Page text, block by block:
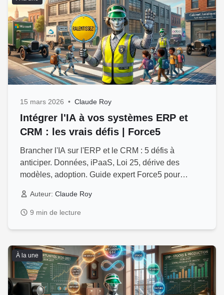
15 mars 2026 • Claude Roy
Intégrer l'IA à vos systèmes ERP et
CRM : les vrais défis | Force5
Brancher l'IA sur l'ERP et le CRM : 5 défis à
anticiper. Données, iPaaS, Loi 25, dérive des
modèles, adoption. Guide expert Force5 pour
Auteur: Claude Roy
9 min de lecture
À la une